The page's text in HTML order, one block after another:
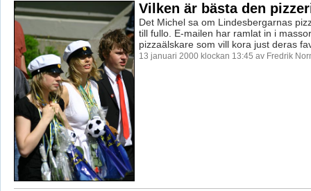
Vilken är bästa den
Det Michel sa om Lindesbergarnas
till fullo. E-mailen har ramlat in i
pizzaälskare som vill kora just deras
13 januari 2000 klockan 13:45 av Fredrik